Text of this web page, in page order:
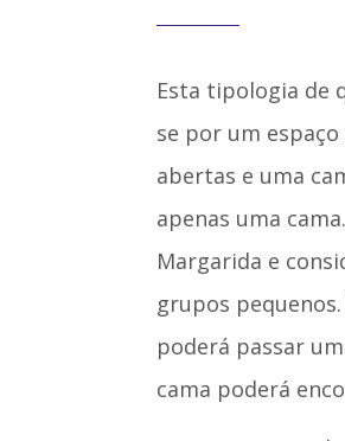
Esta tipologia de
se por um espaço
abertas e uma
apenas uma
Margarida e
grupos
poderá passar
cama poderá